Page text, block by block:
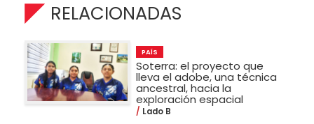
RELACIONADAS
PAÍS
Soterra: el proyecto que
lleva el adobe, una técnica
ancestral, hacia la
exploración espacial
Lado B